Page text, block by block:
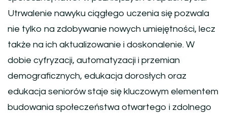
Utrwalenie nawyku ciągłego uczenia się pozwala
nie tylko na zdobywanie nowych umiejętności, lecz
także na ich aktualizowanie i doskonalenie. W
dobie cyfryzacji, automatyzacji i przemian
demograficznych, edukacja dorosłych oraz
edukacja seniorów staje się kluczowym elementem
budowania społeczeństwa otwartego i zdolnego